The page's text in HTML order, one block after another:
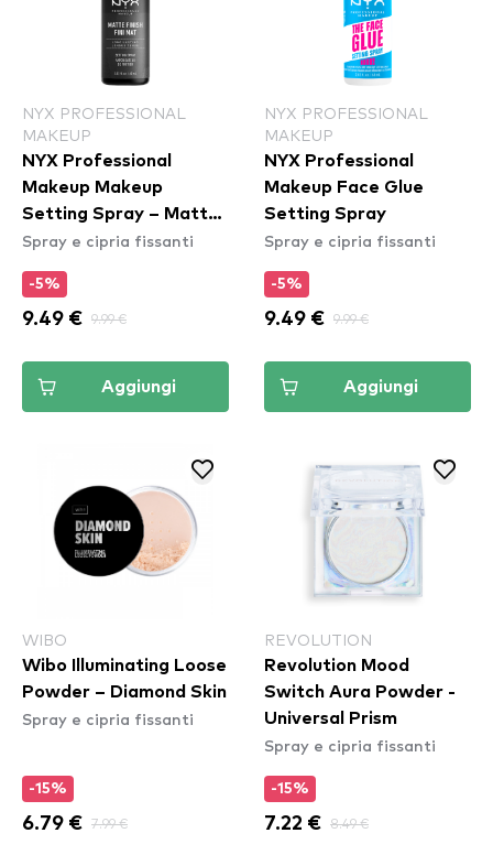
NYX PROFESSIONAL
MAKEUP
NYX Professional
Makeup Makeup
Setting Spray – Matte
Finish
Spray e cipria fissanti
-5%
9.49 € 9.99 €
Aggiungi
NYX PROFESSIONAL
MAKEUP
NYX Professional
Makeup Face Glue
Setting Spray
Spray e cipria fissanti
-5%
9.49 € 9.99 €
Aggiungi
WIBO
Wibo Illuminating Loose
Powder – Diamond Skin
Spray e cipria fissanti
-15%
6.79 € 7.99 €
REVOLUTION
Revolution Mood
Switch Aura Powder -
Universal Prism
Spray e cipria fissanti
-15%
7.22 € 8.49 €